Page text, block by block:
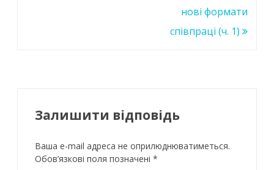
нові формати
співпраці (ч. 1)
Залишити відповідь
Ваша e-mail адреса не оприлюднюватиметься.
Обов’язкові поля позначені *